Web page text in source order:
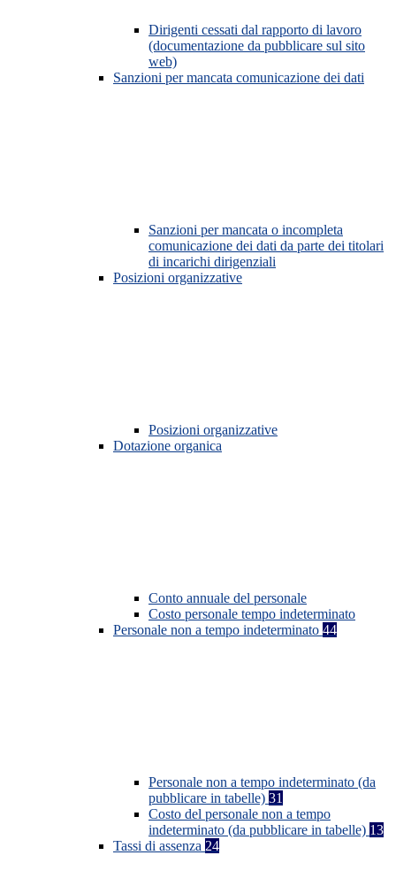
Dirigenti cessati dal rapporto di lavoro
(documentazione da pubblicare sul sito
web)
Sanzioni per mancata comunicazione dei dati
Sanzioni per mancata o incompleta
comunicazione dei dati da parte dei titolari
di incarichi dirigenziali
Posizioni organizzative
Posizioni organizzative
Dotazione organica
Conto annuale del personale
Costo personale tempo indeterminato
Personale non a tempo indeterminato 44
Personale non a tempo indeterminato (da
pubblicare in tabelle) 31
Costo del personale non a tempo
indeterminato (da pubblicare in tabelle) 13
Tassi di assenza 24